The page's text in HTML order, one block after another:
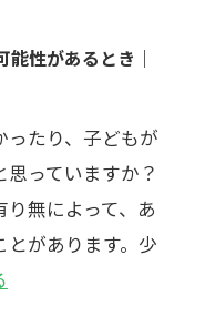
性があるとき｜
たり、子どもが
っていますか？
無によって、あ
があります。少